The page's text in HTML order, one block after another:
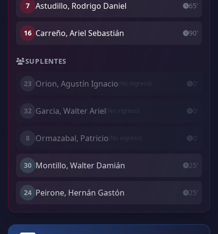
7 Astudillo, Rodrigo Daniel 65'
16 Carreño, Ariel Sebastián 90'
SUPLENTES
23 Orion, Agustín Ignacio(No ingresó) 0'
32 Garcia, Walter Ariel(No ingresó) 0'
8 Ormazabal, Patricio(No ingresó) 0'
30 Montillo, Walter Damián 25'
24 Peirone, Hernán Gastón 25'